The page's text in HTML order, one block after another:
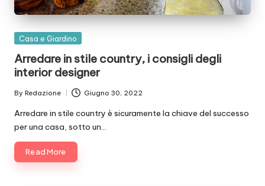
Posted
Casa e Giardino
Arredare in stile country, i consigli degli
interior designer
Posted
by
By Redazione Giugno 30, 2022
Arredare in stile country è sicuramente la chiave del successo
per una casa, sotto un…
Read More